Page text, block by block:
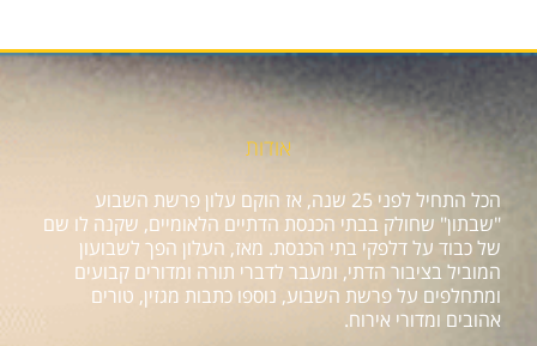
אודות
הכל התחיל לפני 25 שנה, אז הוקם עלון פרשת השבוע
"שבתון" שחולק בבתי הכנסת הדתיים הלאומיים, שקנה לו שם
של כבוד על דלפקי בתי הכנסת. מאז, העלון הפך לשבועון
המוביל בציבור הדתי, ומעבר לדברי תורה ומדורים קבועים
ומתחלפים על פרשת השבוע, נוספו כתבות מגזין, טורים
אהובים ומדורי אירוח.